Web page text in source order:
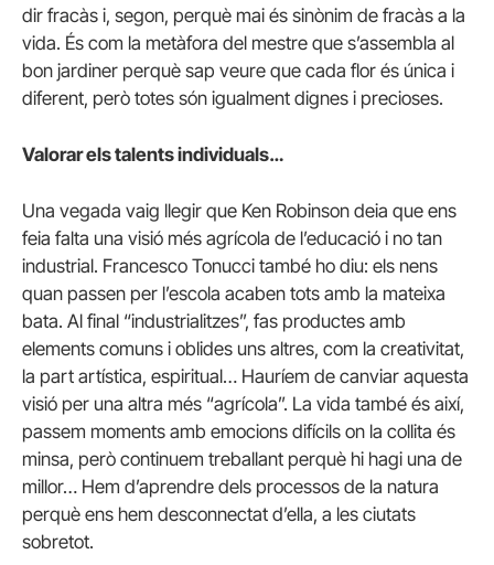
dir fracàs i, segon, perquè mai és sinònim de fracàs a la
vida. És com la metàfora del mestre que s’assembla al
bon jardiner perquè sap veure que cada flor és única i
diferent, però totes són igualment dignes i precioses.
Valorar els talents individuals…
Una vegada vaig llegir que Ken Robinson deia que ens
feia falta una visió més agrícola de l’educació i no tan
industrial. Francesco Tonucci també ho diu: els nens
quan passen per l’escola acaben tots amb la mateixa
bata. Al final “industrialitzes”, fas productes amb
elements comuns i oblides uns altres, com la creativitat,
la part artística, espiritual… Hauríem de canviar aquesta
visió per una altra més “agrícola”. La vida també és així,
passem moments amb emocions difícils on la collita és
minsa, però continuem treballant perquè hi hagi una de
millor… Hem d’aprendre dels processos de la natura
perquè ens hem desconnectat d’ella, a les ciutats
sobretot.